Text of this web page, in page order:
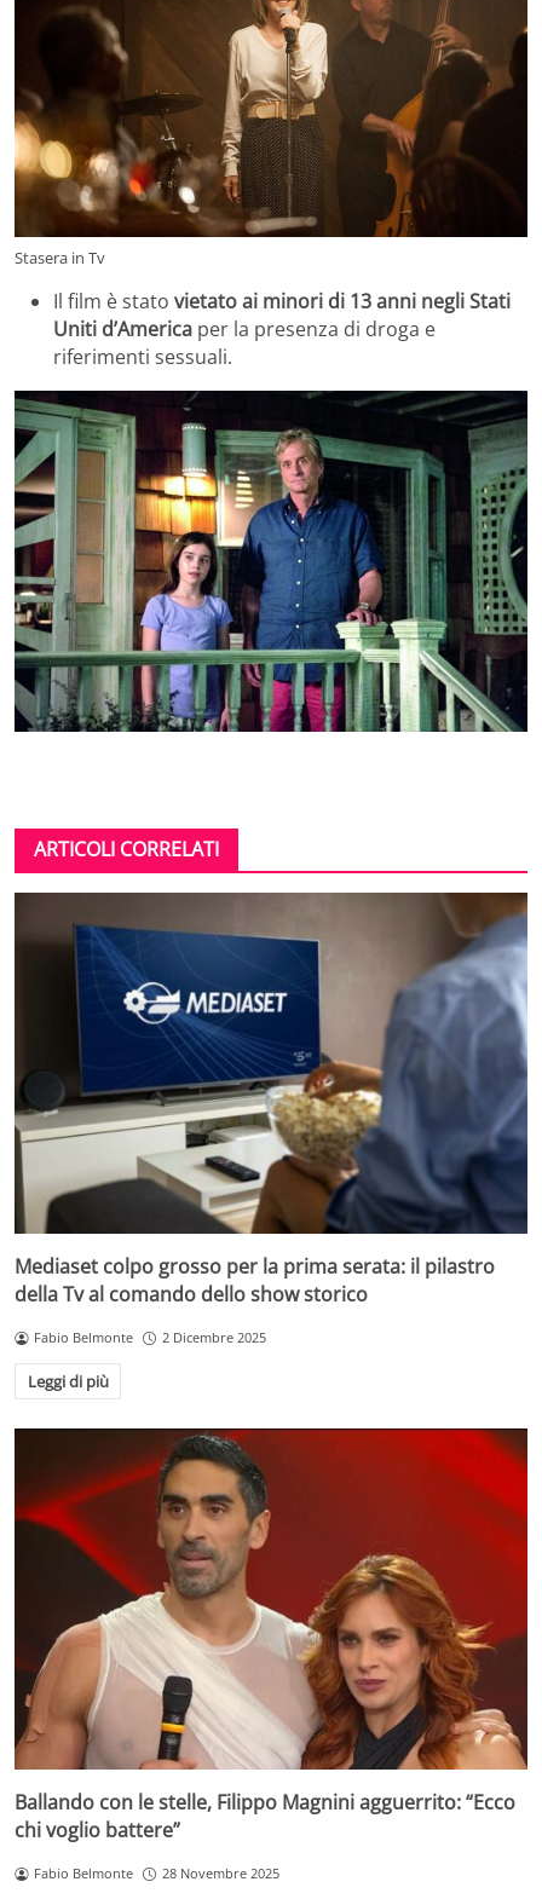
Stasera in Tv
Il film è stato vietato ai minori di 13 anni negli Stati
Uniti d’America per la presenza di droga e
riferimenti sessuali.
ARTICOLI CORRELATI
Mediaset colpo grosso per la prima serata: il pilastro
della Tv al comando dello show storico
Fabio Belmonte 2 Dicembre 2025
Leggi di più
Ballando con le stelle, Filippo Magnini agguerrito: “Ecco
chi voglio battere”
Fabio Belmonte 28 Novembre 2025